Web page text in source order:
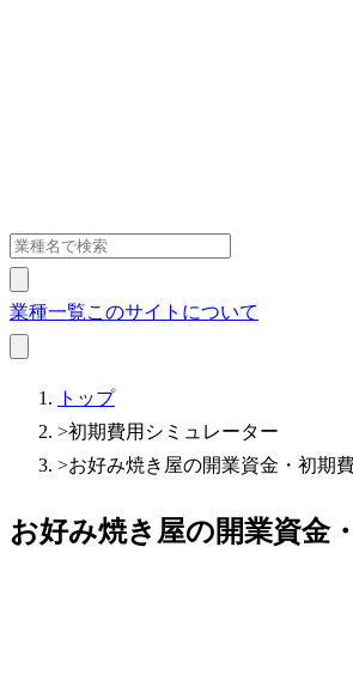
業種一覧このサイトについて
トップ
>初期費用シミュレーター
>お好み焼き屋の開業資金・初期
お好み焼き屋の開業資金